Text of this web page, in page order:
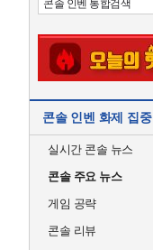
콘솔 인벤 화제 집중
실시간 콘솔 뉴스
콘솔 주요 뉴스
게임 공략
콘솔 리뷰